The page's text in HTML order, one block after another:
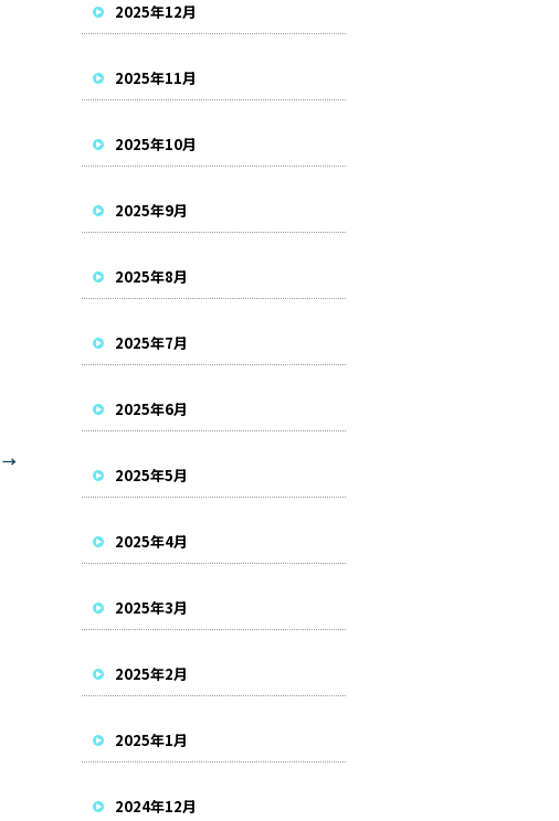
→
2025年12月
2025年11月
2025年10月
2025年9月
2025年8月
2025年7月
2025年6月
2025年5月
2025年4月
2025年3月
2025年2月
2025年1月
2024年12月